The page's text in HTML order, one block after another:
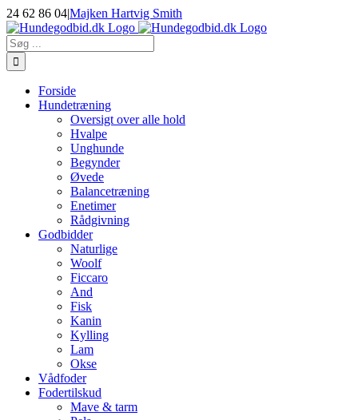
Skip
to
content
24 62 86 04|Majken Hartvig Smith
Facebook
Instagram
E-
mail
Søg
efter:
Forside
Hundetræning
Oversigt over alle hold
Hvalpe
Unghunde
Begynder
Øvede
Balancetræning
Enetimer
Rådgivning
Godbidder
Naturlige
Woolf
Ficcaro
And
Fisk
Kanin
Kylling
Lam
Okse
Vådfoder
Fodertilskud
Mave & tarm